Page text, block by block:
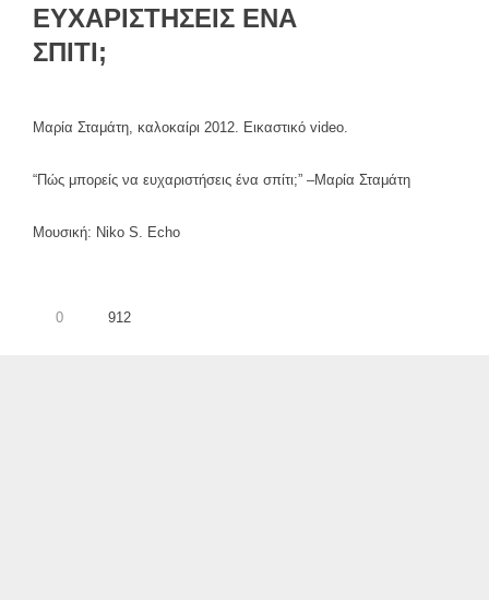
ΕΥΧΑΡΙΣΤΉΣΕΙΣ ΈΝΑ
ΣΠΊΤΙ;
Μαρία Σταμάτη, καλοκαίρι 2012. Εικαστικό video.
“Πώς μπορείς να ευχαριστήσεις ένα σπίτι;” –Μαρία Σταμάτη
Μουσική: Niko S. Echo
0 912